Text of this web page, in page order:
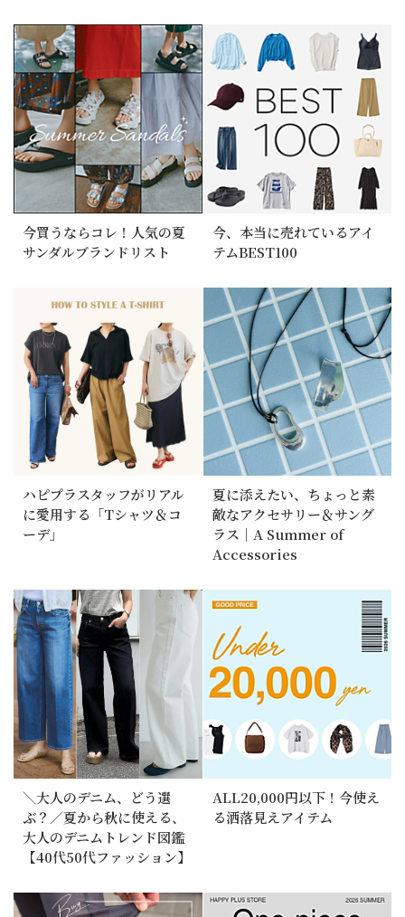
今買うならコレ！人気の夏
サンダルブランドリスト
今、本当に売れているアイ
テムBEST100
ハピプラスタッフがリアル
に愛用する「Tシャツ＆コ
ーデ」
夏に添えたい、ちょっと素
敵なアクセサリー＆サング
ラス｜A Summer of
Accessories
＼大人のデニム、どう選
ぶ？／夏から秋に使える、
大人のデニムトレンド図鑑
【40代50代ファッション】
ALL20,000円以下！今使え
る洒落見えアイテム